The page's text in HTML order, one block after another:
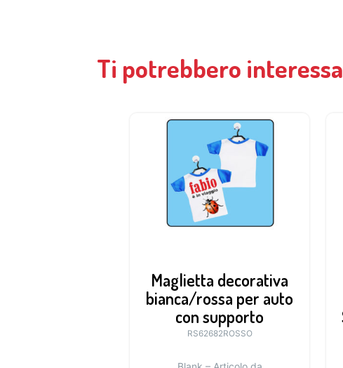
Ti potrebbero
Maglietta decorativa
bianca/rossa per auto
con supporto
RS62682ROSSO